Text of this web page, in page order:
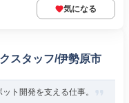
気になる
スタッフ/伊勢原市
ト開発を支える仕事。